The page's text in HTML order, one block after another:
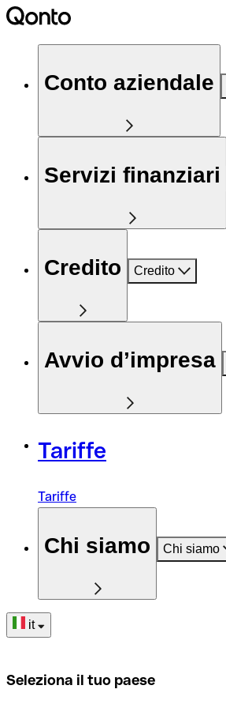
Conto aziendale
Servizi finanziari
Credito Credito
Avvio d’impresa
Tariffe
Tariffe
Chi siamo Chi siamo
it
Seleziona il tuo paese